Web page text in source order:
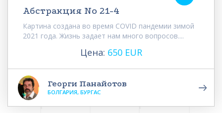
Абстракция No 21-4
Картина создана во время COVID пандемии зимой
2021 года. Жизнь задает нам много вопросов....
Цена: 650 EUR
Георги Панайотов
БОЛГАРИЯ, БУРГАС